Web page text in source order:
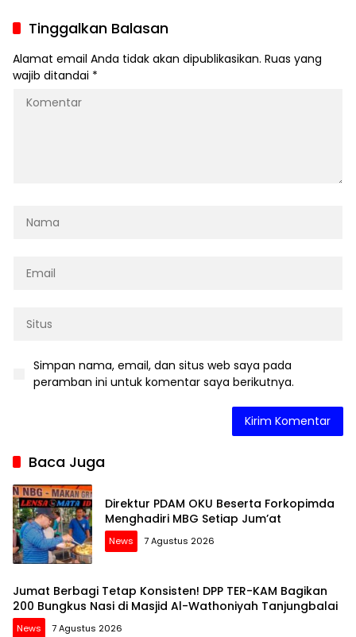
Belanja Makan Minum di
DPRD Nias
Tinggalkan Balasan
Alamat email Anda tidak akan dipublikasikan. Ruas yang
wajib ditandai *
Simpan nama, email, dan situs web saya pada
peramban ini untuk komentar saya berikutnya.
Baca Juga
Direktur PDAM OKU Beserta Forkopimda
Menghadiri MBG Setiap Jum’at
News 7 Agustus 2026
Jumat Berbagi Tetap Konsisten! DPP TER-KAM Bagikan
200 Bungkus Nasi di Masjid Al-Wathoniyah Tanjungbalai
News 7 Agustus 2026